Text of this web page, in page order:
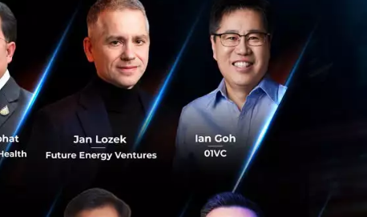
ส่วนเกินที่ไม่ได้ใช้
นสะอาดในราคาที่
ร Climate
เสียต่อสภาพอากาศ